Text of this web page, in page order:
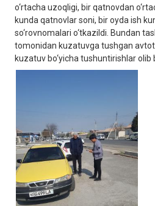
o‘rtacha uzoqligi, bir qatnovdan
kunda qatnovlar soni, bir oyda ish
so‘rovnomalari o‘tkazildi. Bundan
tomonidan kuzatuvga tushgan
kuzatuv bo‘yicha tushuntirishlar olib